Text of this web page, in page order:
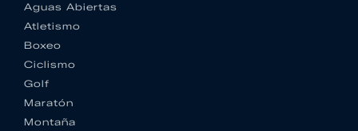
Aguas Abiertas
Atletismo
Boxeo
Ciclismo
Golf
Maratón
Montaña